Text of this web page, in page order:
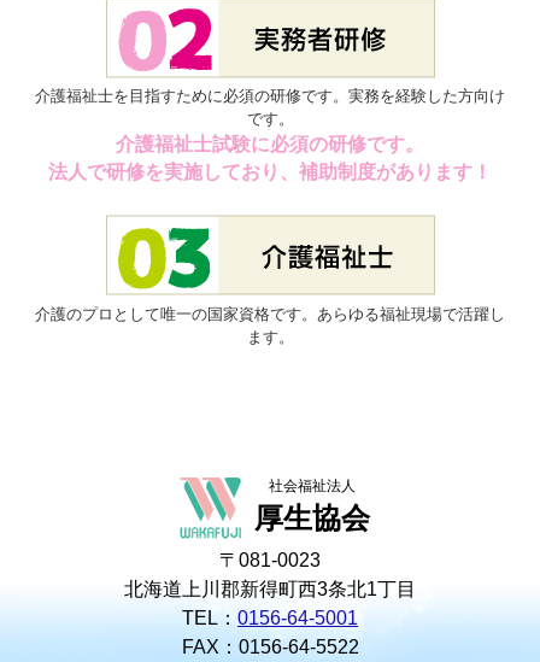
〒081-0023
北海道上川郡新得町
西3条北1丁目
介護福祉士を目指すために必須の研修です。実務を経験した方向け
です。
介護福祉士試験に必須の研修です。
法人で研修を実施しており、補助制度があります！
介護のプロとして唯一の国家資格です。あらゆる福祉現場で活躍し
ます。
社会福祉法人
厚生協会
〒081-0023
北海道上川郡新得町西3条北1丁目
TEL： 0156-64-5001
FAX：0156-64-5522